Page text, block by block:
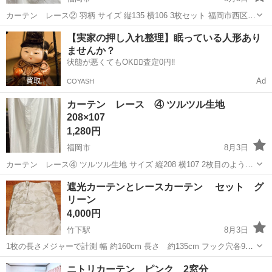
カーテン レース② 羽柄 サイズ 縦135 横106 3枚セット 福岡市西区の
自宅周辺にてお取引
福岡 福岡市 カーテン、ブラインド カーテン
【実家の押し入れ整理】眠っている人形あり
ませんか？
状態が悪くてもOK🙆‍♀️査定0円‼️
COYASH Ad
カーテン レース ④ ツルツル生地
208×107
1,280円
福岡市
8月3日
カーテン レース④ ツルツル生地 サイズ 縦208 横107 2枚目のような
汚れあり 福岡市西区の自宅周辺にてお取引
福岡 福岡市 カーテン、ブラインド
遮光カーテンとレースカーテン セット グ
リーン
4,000円
竹下駅
8月3日
1枚の長さメジャーで計測 幅 約160cm 長さ 約135cm フック穴各9箇
所 フックなし グリーン×2 レース×2 レースは少し色褪せてますが グ
福岡 福岡市 竹下駅 カーテン、ブラインド
ニトリカーテン ピンク 2窓分